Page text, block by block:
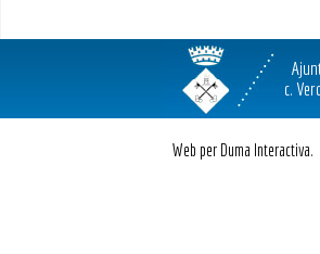
c.
Web per Duma Interactiva.